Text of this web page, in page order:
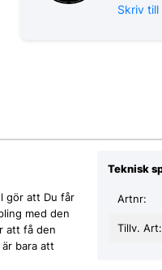
Skriv till
gör att Du får
med den
att få den
bara att
Teknisk
Tillv. Art:
Artnr: